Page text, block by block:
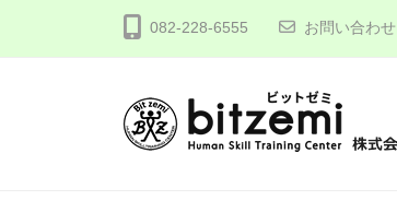
082-228-6555 お問い合わせ
式
会
ビ
ッ